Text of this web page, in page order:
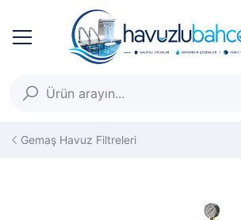
Gemaş Havuz Filtreleri